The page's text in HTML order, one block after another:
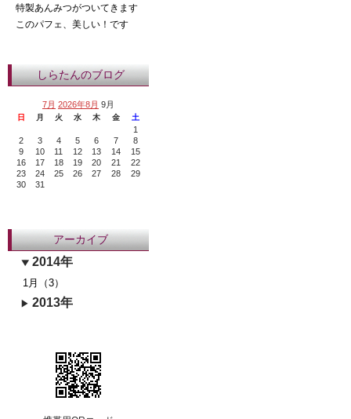
特製あんみつがついてきます
このパフェ、美しい！です
しらたんのブログ
7月 2026年8月 9月
日 月 火 水 木 金 土
1
2
3 4 5 6 7
8
9
10 11 12 13 14
15
16
17 18 19 20 21
22
23
24 25 26 27 28
29
30
31
アーカイブ
2014年
1月（3）
2013年